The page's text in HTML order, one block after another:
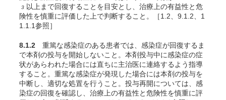
3 以上まで回復することを目安とし、治療上の有益性と危
険性を慎重に評価した上で判断すること。［1.2、9.1.2、1
1.1.1参照］
8.1.2 重篤な感染症のある患者では、感染症が回復するま
で本剤の投与を開始しないこと。本剤投与中に感染症の症
状があらわれた場合には直ちに主治医に連絡するよう指導
すること。重篤な感染症が発現した場合には本剤の投与を
中断し、適切な処置を行うこと。投与再開については、感
染症の回復を確認し、治療上の有益性と危険性を慎重に評